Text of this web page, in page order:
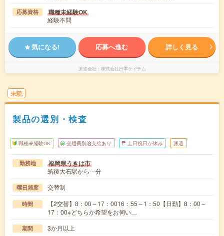
応募資格 職種未経験OK
経験不問
気になる! 応募へ進む 詳しく見る
派遣会社 株式会社日本ケイテム
未読
製品の選別・検査
職種未経験OK 交通費別途支給あり 土日祝日が休み 派遣
勤務地 福岡県うきは市
筑後大石駅から---分
曜日頻度 交替制
時間
【2交替】8：00～17：0016：55～1：50【日勤】8：00～
17：00※どちらか希望をお伺い…
期間 3か月以上